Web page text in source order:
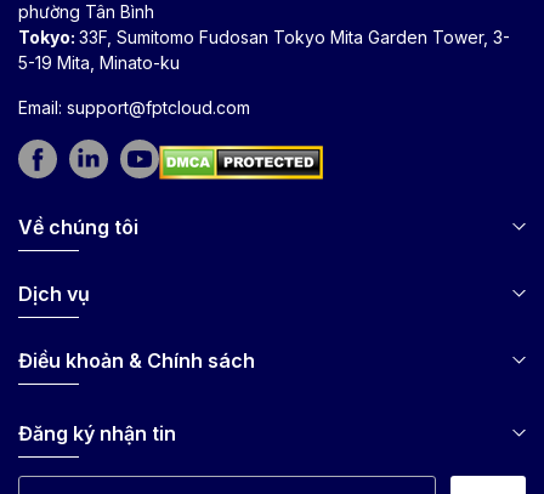
phường Tân Bình
Tokyo: 33F, Sumitomo Fudosan Tokyo Mita Garden Tower, 3-
5-19 Mita, Minato-ku
Email: support@fptcloud.com
Về chúng tôi
Dịch vụ
Điều khoản & Chính sách
Đăng ký nhận tin